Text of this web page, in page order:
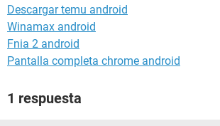
Descargar temu android
Winamax android
Fnia 2 android
Pantalla completa chrome android
1 respuesta